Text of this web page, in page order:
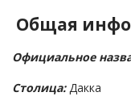
Общая
Официальное
Столица:Дакка